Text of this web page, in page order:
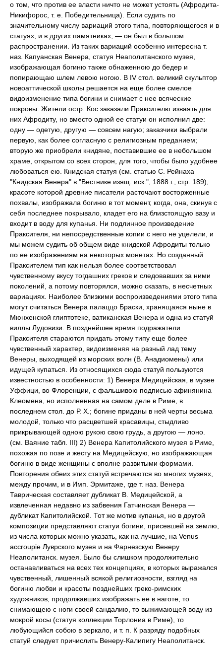
о том, что против ее власти ничто не может устоять (Афродита-
Никифорос, т. е. Победительница). Если судить по
значительному числу вариаций этого типа, повторяющегося и в
статуях, и в других памятниках, — он был в большом
распространении. Из таких вариаций особенно интересна т.
наз. Капуанская Венера, статуя Неаполитанского музея,
изображающая богиню также обнаженною до бедер и
попирающаю шлем левою ногою. В IV стол. великий скульптор
новоаттической школы решается на еще более смелое
видоизменение типа богини и снимает с нее всяческие
покровы. Жители остр. Кос заказали Праксителю изваять для
них Афродиту, но вместо одной ее статуи он исполнил две:
одну — одетую, другую — совсем нагую; заказчики выбрали
первую, как более согласную с религиозным преданием;
вторую же приобрели книдяне, поставившие ее в небольшом
храме, открытом со всех сторон, для того, чтобы было удобнее
любоваться ею. Книдская статуя (см. статью С. Рейнаха
"Книдская Венера" в "Вестнике изящ. иск.", 1888 г., стр. 189),
красоте которой древние писатели расточают восторженные
похвалы, изображала богиню в тот момент, когда, она, скинув с
себя последнее покрывало, кладет его на близстоящую вазу и
входит в воду для купанья. Ни подлинное произведение
Праксителя, ни непосредственные копии с него не уцелели, и
мы можем судить об общем виде книдской Афродиты только
по ее изображениям на некоторых монетах. Но созданный
Праксителем тип как нельзя более соответствовал
чувственному вкусу тогдашних греков и следовавших за ними
поколений, а потому повторялся, можно сказать, в несчетных
вариациях. Наиболее близкими воспроизведениями этого типа
могут считаться Венера палаццо Браски, хранящаяся ныне в
Мюнхенской глиптотеке, ватиканская Венера и одна из статуй
виллы Лудовизи. В позднейшее время подражатели
Праксителя стараются придать этому типу еще более
чувственный характер, видоизменяя на разный лад тему
Венеры, выходящей из морских волн (В. Анадиомены) или
идущей купаться. Из относящихся сюда статуй пользуются
известностью в особенности: 1) Венера Медицейская, в музее
Уффици, во Флоренции, с фальшивою подписью афинянина
Клеомена, но исполненная на самом деле в Риме, в
последнем стол. до Р. X.; богине приданы в ней черты весьма
молодой, только что расцветшей красавицы, стыдливо
прикрывающей одною рукою свою грудь, а другою — лоно.
(см. Ваяние табл. III) 2) Венера Капитолийского музея в Риме,
похожая по позе и жесту на Медицейскую, но изображающая
богиню в виде женщины с вполне развитыми формами.
Повторения обеих этих статуй встречаются во многих музеях,
между прочим, и в Имп. Эрмитаже, где т. наз. Венера
Таврическая составляет дубликат В. Медицейской, а
извлеченная недавно из забвения Гатчинская Венера —
дубликат Капитолийской. Тот же мотив купанья, но в другой
композиции представляют статуи богини, присевшей на землю,
из числа которых можно указать, как на лучшие, на Venus
accroupie Луврского музея и на Фарнезскую Венеру
Неаполитанск. музея. Было бы слишком продолжительно
останавливаться на всех тех концепциях, в которых выражался
чувственный, лишенный всякой религиозности, взгляд на
богиню любви и красоты позднейших греко-римских
художников, продолжавших изображать ее в наготе, то
снимающею с ноги своей сандалию, то выжимающей воду из
мокрой косы (статуя коллекции Торлониа в Риме), то
любующийся собою в зеркало, и т. п. К разряду подобных
статуй следует причислить Венеру-Калипигу Неаполитанск.